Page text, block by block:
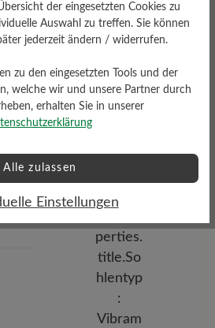
Funktionalität
der eingesetzten Cookies zu
Auswahl zu treffen. Sie können
jederzeit ändern / widerrufen.
zu den eingesetzten Tools und der
welche wir und unsere Partner durch
erhalten Sie in unserer
Alle zulassen
Einstellungen